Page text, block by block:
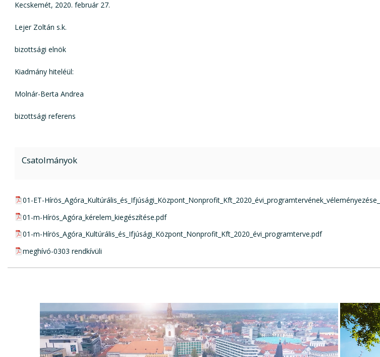
Kecskemét, 2020. február 27.
Lejer Zoltán s.k.
bizottsági elnök
Kiadmány hiteléül:
Molnár-Berta Andrea
bizottsági referens
Csatolmányok
pdf csatolmány:
01-ET-
pdf csatolmány:
01-m-Hírös_Agóra_kérelem_kiegészítése.pdf
pdf csatolmány:
01-m-Hírös_Agóra_Kultúrális_és_Ifjúsági_Központ_Nonprofit_Kft_2020_évi_programterve.pdf
pdf csatolmány:
meghívó-0303 rendkívüli